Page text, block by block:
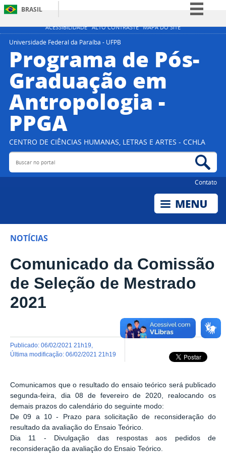
ACESSIBILIDADE ALTO CONTRASTE MAPA DO SITE
BRASIL
Simplifique!
Participe
Legislação
Canais
Universidade Federal da Paraíba - UFPB
Programa de Pós-
Graduação em
Antropologia -
PPGA
CENTRO DE CIÊNCIAS HUMANAS, LETRAS E ARTES - CCHLA
Buscar no portal
Contato
NOTÍCIAS
Comunicado da Comissão
de Seleção de Mestrado
2021
publicado: 06/02/2021 21h19
última modificação: 06/02/2021 21h19
Comunicamos que o resultado do ensaio teórico será publicado
segunda-feira, dia 08 de fevereiro de 2020, realocando os
demais prazos do calendário do seguinte modo:
De 09 a 10 - Prazo para solicitação de reconsideração do
resultado da avaliação do Ensaio Teórico.
Dia 11 - Divulgação das respostas aos pedidos de
reconsideração da avaliação do Ensaio Teórico.